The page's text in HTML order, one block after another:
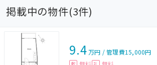
掲載中の物件(3件)
9.4万円 /管理費15,000円
敷 礼